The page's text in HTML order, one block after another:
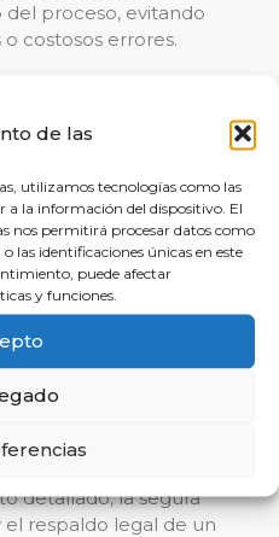
de las
utilizamos tecnologías como las
a la información del dispositivo. El
nos permitirá procesar datos como
las identificaciones únicas en este
puede afectar
y funciones.
proceso, evitando
costosos errores.
como los profesionales
la letra pequeña sino
posibles riesgos
más prudentes y
invitación
a
y civil para una
detallado, la segura
respaldo legal de un